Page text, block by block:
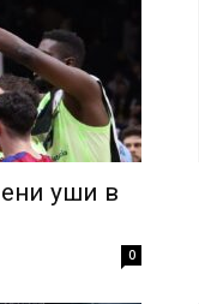
уши в
0